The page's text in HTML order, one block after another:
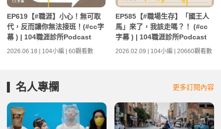
EP619【#職涯】小心！無可取
代，反而讓你無法接班！(#cc字
幕 ) | 104職涯診所Podcast
2026.06.18 | 104小編 | 60觀看數
EP585【#職場生存】「國王人
馬」來了，我該走嗎？！ (#cc
字幕 ) | 104職涯診所Podcast
2026.02.09 | 104小編 | 20660觀看數
名人專欄 更多訂閱內容